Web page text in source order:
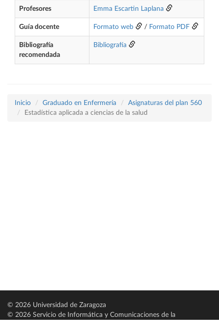
Profesores Emma Escartin Laplana
Guía docente Formato web / Formato PDF
Bibliografía
recomendada
Bibliografía
Inicio Graduado en Enfermería
Asignaturas del plan 560
Estadística aplicada a ciencias de la salud
© 2026 Universidad de Zaragoza
© 2026 Servicio de Informática y Comunicaciones de la